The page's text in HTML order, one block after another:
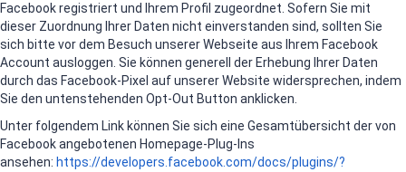
Facebook registriert und Ihrem Profil zugeordnet. Sofern Sie mit
dieser Zuordnung Ihrer Daten nicht einverstanden sind, sollten Sie
sich bitte vor dem Besuch unserer Webseite aus Ihrem Facebook
Account ausloggen. Sie können generell der Erhebung Ihrer Daten
durch das Facebook-Pixel auf unserer Website widersprechen, indem
Sie den untenstehenden Opt-Out Button anklicken.
Unter folgendem Link können Sie sich eine Gesamtübersicht der von
Facebook angebotenen Homepage-Plug-Ins
ansehen: https://developers.facebook.com/docs/plugins/?